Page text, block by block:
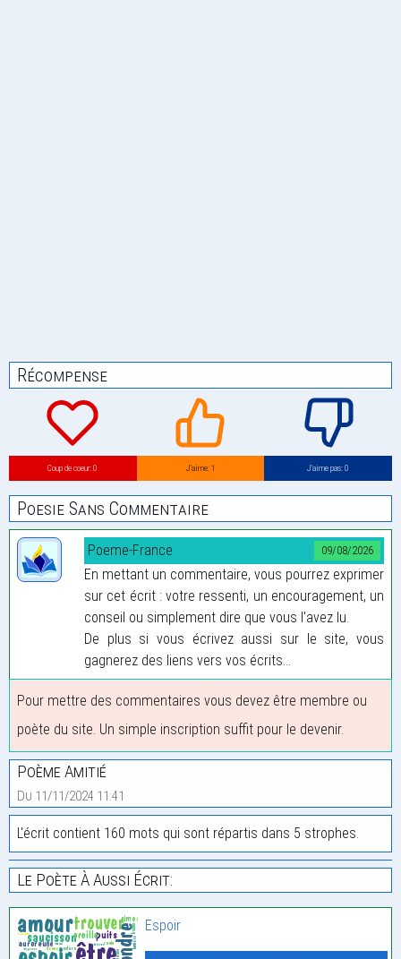
Récompense
Coup de coeur: 0 J’aime: 1 J’aime pas: 0
Poesie Sans Commentaire
09/08/2026
Poeme-France
En mettant un commentaire, vous pourrez exprimer
sur cet écrit : votre ressenti, un encouragement, un
conseil ou simplement dire que vous l'avez lu.
De plus si vous écrivez aussi sur le site, vous
gagnerez des liens vers vos écrits...
Pour mettre des commentaires vous devez être membre ou
poète du site. Un simple inscription suffit pour le devenir.
Poème Amitié
Du 11/11/2024 11:41
L'écrit contient 160 mots qui sont répartis dans 5 strophes.
Le Poète À Aussi Écrit:
Espoir